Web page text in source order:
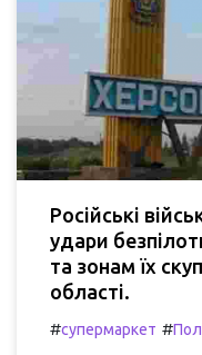
Російські
удари
та зонам їх
області.
#супермаркет #